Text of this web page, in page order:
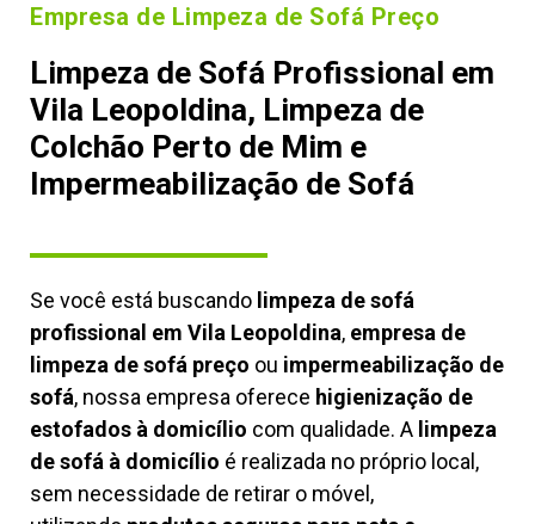
Empresa de Limpeza de Sofá Preço
Limpeza de Sofá Profissional em
Vila Leopoldina, Limpeza de
Colchão Perto de Mim e
Impermeabilização de Sofá
Se você está buscando limpeza de sofá
profissional em Vila Leopoldina, empresa de
limpeza de sofá preço ou impermeabilização de
sofá, nossa empresa oferece higienização de
estofados à domicílio com qualidade. A limpeza
de sofá à domicílio é realizada no próprio local,
sem necessidade de retirar o móvel,